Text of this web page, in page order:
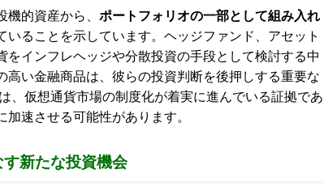
的資産から、 ポートフォリオの一部として組み入れ
いることを示しています。ヘッジファンド、アセット
インフレヘッジや分散投資の手段として検討する中
高い金融商品は、彼らの投資判断を後押しする重要な
、仮想通貨市場の制度化が着実に進んでいる証拠であ
速させる可能性があります。
新たな投資機会